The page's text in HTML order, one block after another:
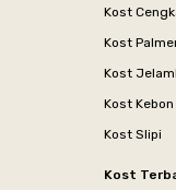
Kost
Kost
Kost
Kost
Kost Slipi
Kost